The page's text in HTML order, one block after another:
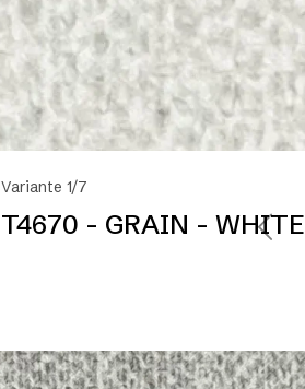
Variante 1/7
T4670 - GRAIN - WHITE